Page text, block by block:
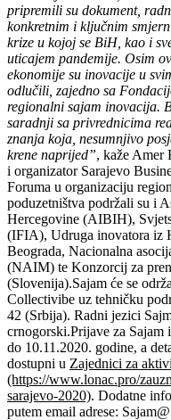
pripremili su dokument,
konkretnim i ključnim
krize u kojoj se BiH, kao i
uticajem pandemije. Osim
ekonomije su inovacije u
odlučili, zajedno sa
regionalni sajam inovacija.
saradnji sa privrednicima
znanja koja, nesumnjivo
krene naprijed”, kaže Amer
i organizator Sarajevo
Foruma u organizaciju
poduzetništva podržali su i
Hercegovine (AIBIH),
(IFIA), Udruga inovatora iz
Beograda, Nacionalna
(NAIM) te Konzorcij za
(Slovenija).Sajam će se
Collectivibe uz tehničku
42 (Srbija). Radni jezici
crnogorski.Prijave za Sajam
do 10.11.2020. godine, a
dostupni u Zajednici za
(https://www.lonac.pro/
sarajevo-2020). Dodatne
putem email adrese: